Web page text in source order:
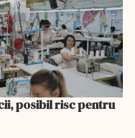
posibil risc pentru